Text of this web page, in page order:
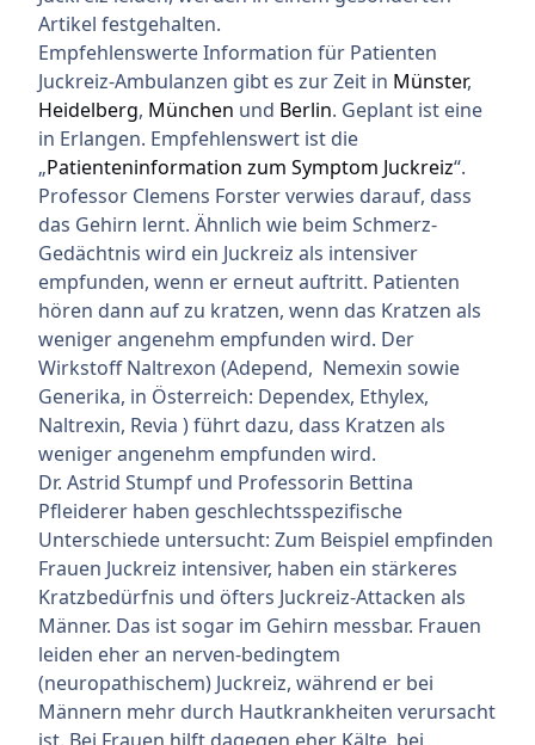
Artikel festgehalten.
Empfehlenswerte Information für Patienten
Juckreiz-Ambulanzen gibt es zur Zeit in Münster,
Heidelberg, München und Berlin. Geplant ist eine
in Erlangen. Empfehlenswert ist die
„Patienteninformation zum Symptom Juckreiz“.
Professor Clemens Forster verwies darauf, dass
das Gehirn lernt. Ähnlich wie beim Schmerz-
Gedächtnis wird ein Juckreiz als intensiver
empfunden, wenn er erneut auftritt. Patienten
hören dann auf zu kratzen, wenn das Kratzen als
weniger angenehm empfunden wird. Der
Wirkstoff Naltrexon (Adepend, Nemexin sowie
Generika, in Österreich: Dependex, Ethylex,
Naltrexin, Revia ) führt dazu, dass Kratzen als
weniger angenehm empfunden wird.
Dr. Astrid Stumpf und Professorin Bettina
Pfleiderer haben geschlechtsspezifische
Unterschiede untersucht: Zum Beispiel empfinden
Frauen Juckreiz intensiver, haben ein stärkeres
Kratzbedürfnis und öfters Juckreiz-Attacken als
Männer. Das ist sogar im Gehirn messbar. Frauen
leiden eher an nerven-bedingtem
(neuropathischem) Juckreiz, während er bei
Männern mehr durch Hautkrankheiten verursacht